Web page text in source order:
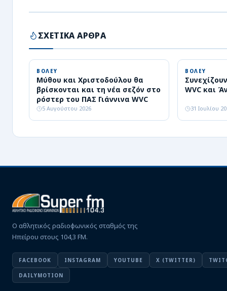
ΣΧΕΤΙΚΑ ΑΡΘΡΑ
ΒΟΛΕΥ
Μύθου και Χριστοδούλου θα
βρίσκονται και τη νέα σεζόν στο
ρόστερ του ΠΑΣ Γιάννινα WVC
5 Αυγούστου 2026
ΒΟΛΕΥ
WVC και
31 Ιουλίου
Ο αθλητικός ραδιοφωνικός σταθμός της
Ηπείρου στους 104,3 FM.
FACEBOOK INSTAGRAM YOUTUBE X (TWITTER)
DAILYMOTION